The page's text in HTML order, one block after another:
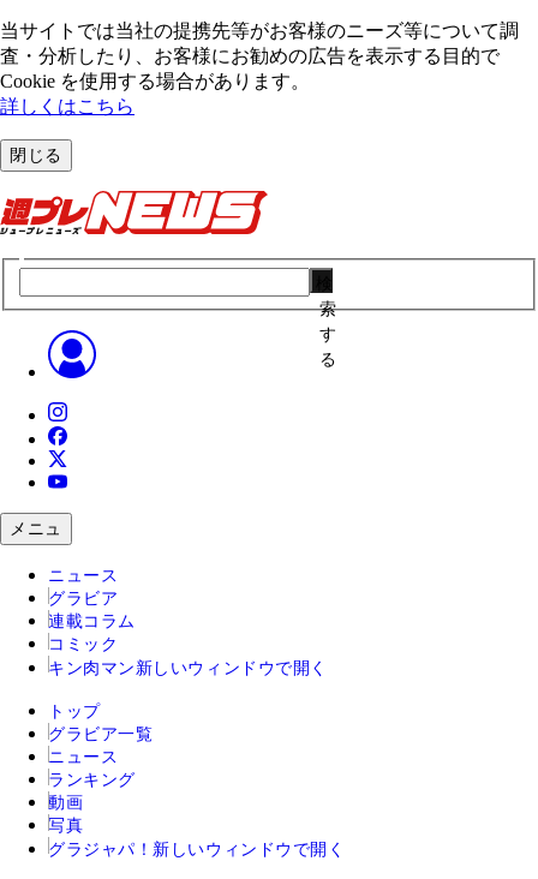
当サイトでは当社の提携先等がお客様のニーズ等について調
査・分析したり、お客様にお勧めの広告を表⽰する⽬的で
Cookie を使⽤する場合があります。
詳しくはこちら
閉じる
索
す
る
メニュ
ニュース
グラビア
連載コラム
コミック
キン肉マン 新しいウィンドウで開く
トップ
グラビア一覧
ニュース
ランキング
動画
写真
グラジャパ！ 新しいウィンドウで開く